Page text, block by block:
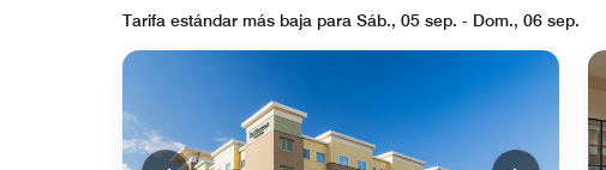
Tarifa estándar más baja para Sáb., 05 sep. - Dom., 06 sep.